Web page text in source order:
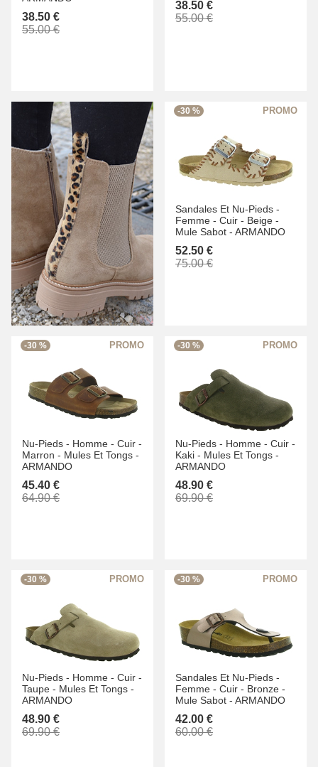
38.50 €
55.00 €
38.50 €
55.00 €
-30 %
Sandales Et Nu-Pieds -
Femme - Cuir - Beige -
Mule Sabot - ARMANDO
52.50 €
75.00 €
-30 %
Nu-Pieds - Homme - Cuir -
Marron - Mules Et Tongs -
ARMANDO
45.40 €
64.90 €
-30 %
Nu-Pieds - Homme - Cuir -
Kaki - Mules Et Tongs -
ARMANDO
48.90 €
69.90 €
-30 %
Nu-Pieds - Homme - Cuir -
Taupe - Mules Et Tongs -
ARMANDO
48.90 €
69.90 €
-30 %
Sandales Et Nu-Pieds -
Femme - Cuir - Bronze -
Mule Sabot - ARMANDO
42.00 €
60.00 €